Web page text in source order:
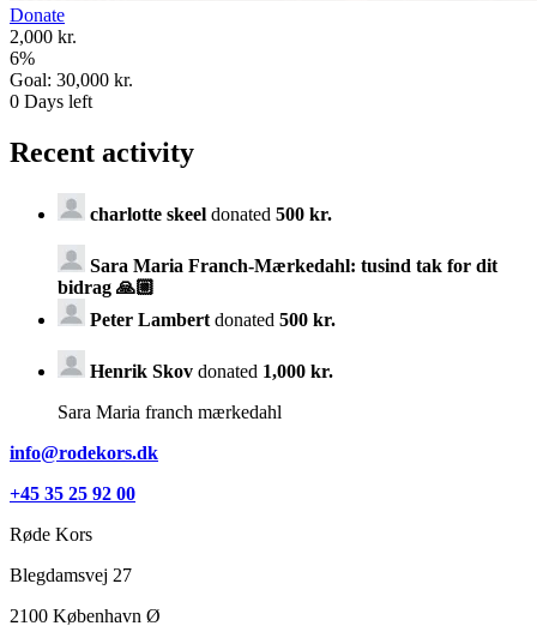
Donate
2,000 kr.
6%
Goal: 30,000 kr.
0 Days left
Recent activity
charlotte skeel donated 500 kr.
Sara Maria Franch-Mærkedahl: tusind tak for dit
bidrag 🙏🏼
Peter Lambert donated 500 kr.
Henrik Skov donated 1,000 kr.
Sara Maria franch mærkedahl
info@rodekors.dk
+45 35 25 92 00
Røde Kors
Blegdamsvej 27
2100 København Ø